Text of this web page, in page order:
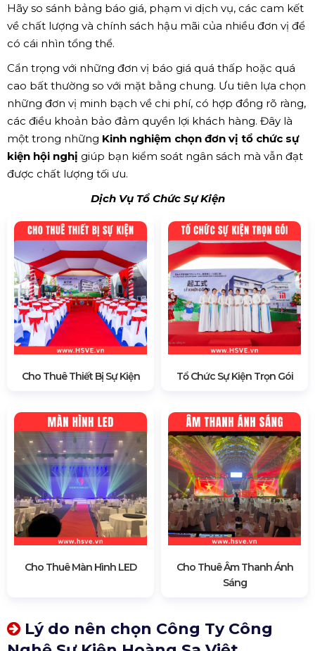
Hãy so sánh bảng báo giá, phạm vi dịch vụ, các cam kết
về chất lượng và chính sách hậu mãi của nhiều đơn vị để
có cái nhìn tổng thể.
Cẩn trọng với những đơn vị báo giá quá thấp hoặc quá
cao bất thường so với mặt bằng chung. Ưu tiên lựa chọn
những đơn vị minh bạch về chi phí, có hợp đồng rõ ràng,
các điều khoản bảo đảm quyền lợi khách hàng. Đây là
một trong những Kinh nghiệm chọn đơn vị tổ chức sự
kiện hội nghị giúp bạn kiểm soát ngân sách mà vẫn đạt
được chất lượng tối ưu.
Dịch Vụ Tổ Chức Sự Kiện
Cho Thuê Thiết Bị Sự Kiện Tổ Chức Sự Kiện Trọn Gói
Cho Thuê Màn Hình LED
Cho Thuê Âm Thanh Ánh
Sáng
Lý do nên chọn Công Ty Công